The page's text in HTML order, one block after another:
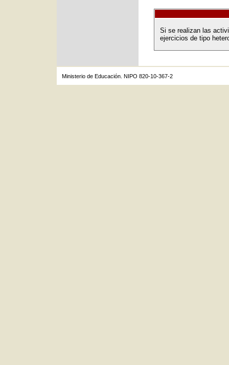
Si se realizan las
ejercicios de tipo
Ministerio de Educación. NIPO 820-10-367-2